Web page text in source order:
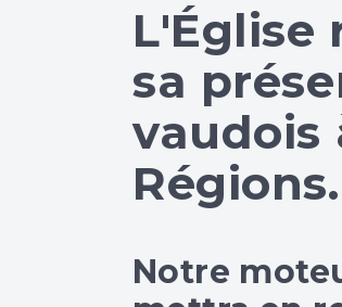
L'Église
sa
vaudois
Régions.
Notre